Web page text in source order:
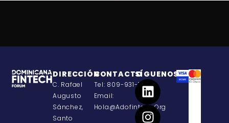
DIRECCIÓN
C. Rafael
Augusto
Sánchez,
Santo
CONTACTO
Tel: 809-931-1908
Email:
Hola@adofintech.org
SÍGUENOS